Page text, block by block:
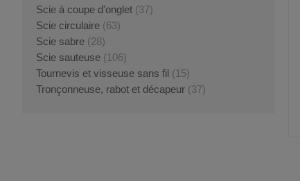
Scie à coupe d'onglet (37)
Scie circulaire (63)
Scie sabre (28)
Scie sauteuse (106)
Tournevis et visseuse sans fil (15)
Tronçonneuse, rabot et décapeur (37)